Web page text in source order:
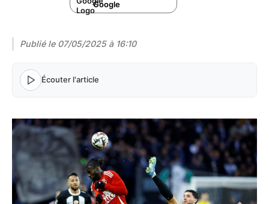
Google
Publié le 07/05/2025 à 16:10
Écouter l'article